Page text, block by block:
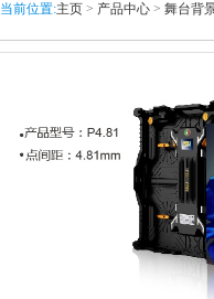
当前位置:主页 > 产品中心 > 舞台背